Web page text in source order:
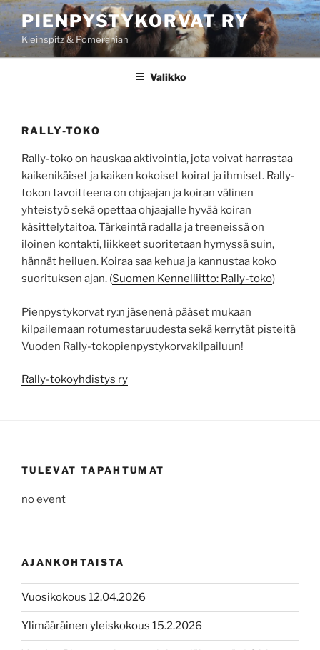
Siirry
sisältöönPIENPYSTYKORVAT RY
Kleinspitz & Pomeranian
Valikko
RALLY-TOKO
Rally-toko on hauskaa aktivointia, jota voivat harrastaa
kaikenikäiset ja kaiken kokoiset koirat ja ihmiset. Rally-
tokon tavoitteena on ohjaajan ja koiran välinen
yhteistyö sekä opettaa ohjaajalle hyvää koiran
käsittelytaitoa. Tärkeintä radalla ja treeneissä on
iloinen kontakti, liikkeet suoritetaan hymyssä suin,
hännät heiluen. Koiraa saa kehua ja kannustaa koko
suorituksen ajan. (Suomen Kennelliitto: Rally-toko)
Pienpystykorvat ry:n jäsenenä pääset mukaan
kilpailemaan rotumestaruudesta sekä kerrytät pisteitä
Vuoden Rally-tokopienpystykorvakilpailuun!
Rally-tokoyhdistys ry
TULEVAT TAPAHTUMAT
no event
AJANKOHTAISTA
Vuosikokous 12.04.2026
Ylimääräinen yleiskokous 15.2.2026